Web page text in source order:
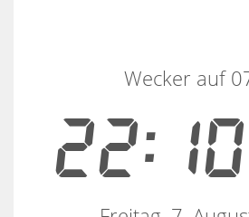
Wecker auf